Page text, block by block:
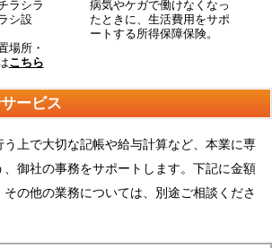
ラシラ
シ設
場所・
こちら
病気やケガで働けなくなっ
たときに、生活費用をサポ
ートする所得保障保険。
ービス
上で大切な記帳や給与計算など、本業に専
御社の事務をサポートします。下記に金額
の他の業務については、別途ご相談くださ